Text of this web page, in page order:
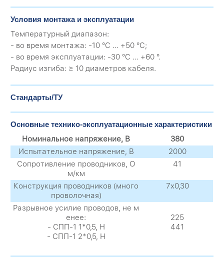
Условия монтажа и эксплуатации
Температурный диапазон:
- во время монтажа: -10 °C ... +50 °C;
- во время эксплуатации: -30 °C ... +60 °.
Радиус изгиба: ≥ 10 диаметров кабеля.
Стандарты/ТУ
Основные технико-эксплуатационные характеристики
Номинальное напряжение, В
380
Испытательное напряжение, В
2000
Сопротивление проводников, О
м/км
41
Конструкция проводников (много
проволочная)
7х0,30
Разрывное усилие проводов, не м
енее:
- СПП-1 1*0,5, Н
- СПП-1 2*0,5, Н
225
441